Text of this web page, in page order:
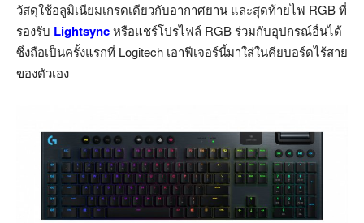
วัสดุใช้อลูมิเนียมเกรดเดียวกับอากาศยาน และสุดท้ายไฟ RGB ที่
รองรับ Lightsyncหรือแชร์โปรไฟล์ RGB ร่วมกับอุปกรณ์อื่นได้
ซึ่งถือเป็นครั้งแรกที่ Logitech เอาฟีเจอร์นี้มาใส่ในคียบอร์ดไร้สาย
ของตัวเอง